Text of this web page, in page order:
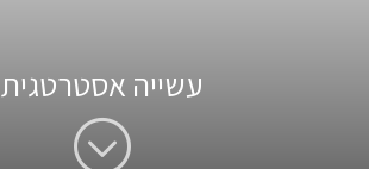
עשייה אסטרטגית